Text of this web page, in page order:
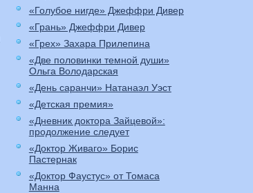
«Голубое нигде» Джеффри Дивер
«Грань» Джеффри Дивер
«Грех» Захара Прилепина
«Две половинки темной души»
Ольга Володарская
«День саранчи» Натанаэл Уэст
«Детская премия»
«Дневник доктора Зайцевой»:
продолжение следует
«Доктор Живаго» Борис
Пастернак
«Доктор Фаустус» от Томаса
Манна